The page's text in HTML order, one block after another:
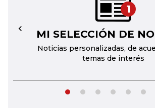
1
MI SELECCIÓN DE
Noticias personalizadas, de
temas de interés
←